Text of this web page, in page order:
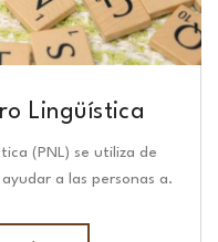
Lingüística​
(PNL) se utiliza de
a las personas a.